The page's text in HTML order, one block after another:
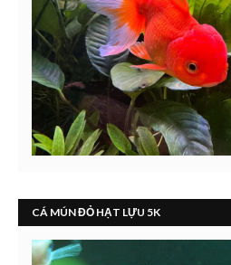
CÁ MÚN ĐỎ HẠT LỰU 5K